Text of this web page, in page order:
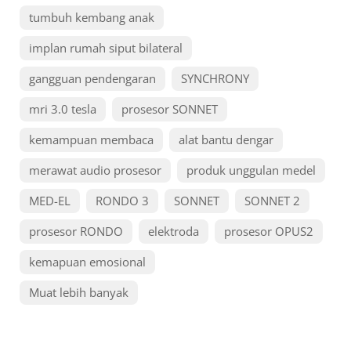
tumbuh kembang anak
implan rumah siput bilateral
gangguan pendengaran
SYNCHRONY
mri 3.0 tesla
prosesor SONNET
kemampuan membaca
alat bantu dengar
merawat audio prosesor
produk unggulan medel
MED-EL
RONDO 3 SONNET
SONNET 2
prosesor RONDO
elektroda
prosesor OPUS2
kemapuan emosional
Muat lebih banyak